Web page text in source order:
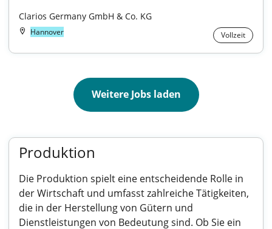
Clarios Germany GmbH & Co. KG
Hannover Vollzeit
Weitere Jobs laden
Produktion
Die Produktion spielt eine entscheidende Rolle in
der Wirtschaft und umfasst zahlreiche Tätigkeiten,
die in der Herstellung von Gütern und
Dienstleistungen von Bedeutung sind. Ob Sie ein